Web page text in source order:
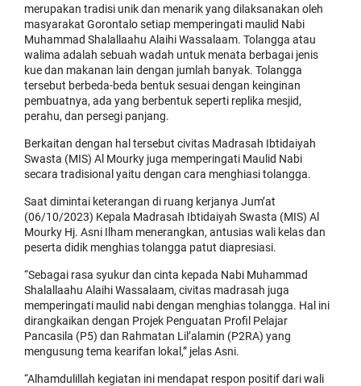
merupakan tradisi unik dan menarik yang dilaksanakan oleh
masyarakat Gorontalo setiap memperingati maulid Nabi
Muhammad Shalallaahu Alaihi Wassalaam. Tolangga atau
walima adalah sebuah wadah untuk menata berbagai jenis
kue dan makanan lain dengan jumlah banyak. Tolangga
tersebut berbeda-beda bentuk sesuai dengan keinginan
pembuatnya, ada yang berbentuk seperti replika mesjid,
perahu, dan persegi panjang.
Berkaitan dengan hal tersebut civitas Madrasah Ibtidaiyah
Swasta (MIS) Al Mourky juga memperingati Maulid Nabi
secara tradisional yaitu dengan cara menghiasi tolangga.
Saat dimintai keterangan di ruang kerjanya Jum’at
(06/10/2023) Kepala Madrasah Ibtidaiyah Swasta (MIS) Al
Mourky Hj. Asni Ilham menerangkan, antusias wali kelas dan
peserta didik menghias tolangga patut diapresiasi.
“Sebagai rasa syukur dan cinta kepada Nabi Muhammad
Shalallaahu Alaihi Wassalaam, civitas madrasah juga
memperingati maulid nabi dengan menghias tolangga. Hal ini
dirangkaikan dengan Projek Penguatan Profil Pelajar
Pancasila (P5) dan Rahmatan Lil’alamin (P2RA) yang
mengusung tema kearifan lokal,” jelas Asni.
“Alhamdulillah kegiatan ini mendapat respon positif dari wali